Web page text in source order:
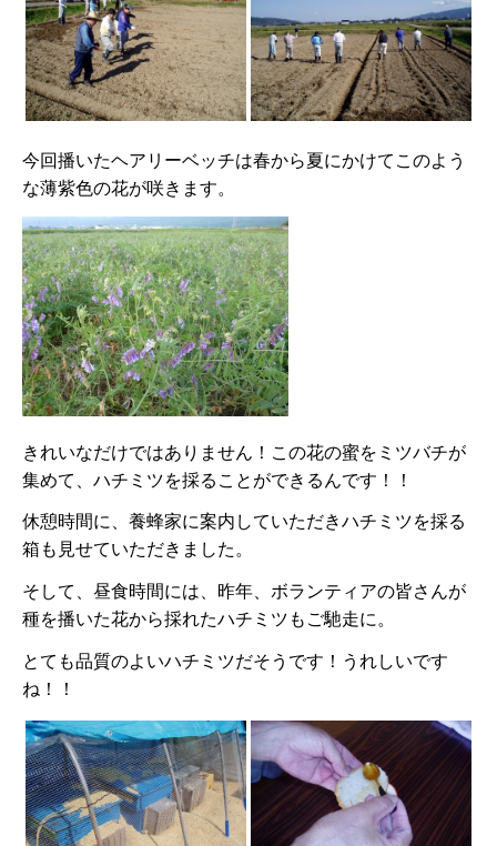
今回播いたヘアリーベッチは春から夏にかけてこのよう
な薄紫色の花が咲きます。
きれいなだけではありません！この花の蜜をミツバチが
集めて、ハチミツを採ることができるんです！！
休憩時間に、養蜂家に案内していただきハチミツを採る
箱も見せていただきました。
そして、昼食時間には、昨年、ボランティアの皆さんが
種を播いた花から採れたハチミツもご馳走に。
とても品質のよいハチミツだそうです！うれしいです
ね！！